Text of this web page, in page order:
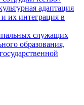
адаптация
их интеграция в
служащих
образования,